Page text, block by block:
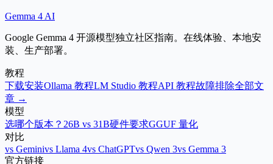
Gemma 4 AI
Google Gemma 4 开源模型独立社区指南。在线体验、本地安
装、生产部署。
教程
下载安装Ollama 教程LM Studio 教程API 教程故障排除全部文
章 →
模型
选哪个版本？ 26B vs 31B硬件要求GGUF 量化
对比
vs Geminivs Llama 4vs ChatGPTvs Qwen 3vs Gemma 3
官方链接